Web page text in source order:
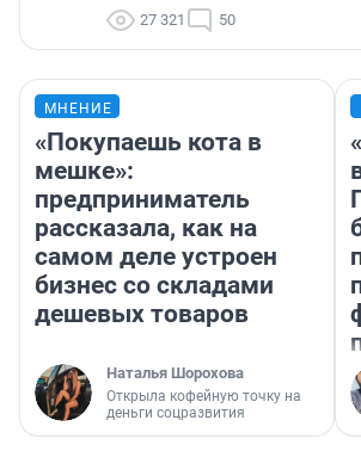
27 321 50
МНЕНИЕ
«Покупаешь кота в
мешке»:
предприниматель
рассказала, как на
самом деле устроен
бизнес со складами
дешевых товаров
Наталья Шорохова
Открыла кофейную точку на
деньги соцразвития